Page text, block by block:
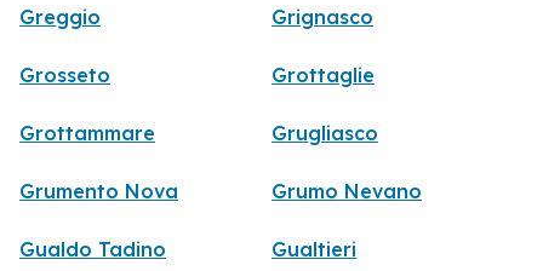
Greggio Grignasco
Grosseto Grottaglie
Grottammare Grugliasco
Grumento Nova Grumo Nevano
Gualdo Tadino Gualtieri